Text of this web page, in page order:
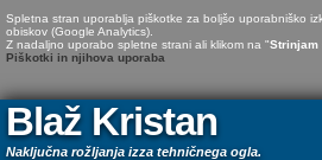
Spletna stran uporablja piškotke za boljšo uporabniško
obiskov (Google Analytics).
Z nadaljno uporabo spletne strani ali klikom na "Strinjam
Piškotki in njihova uporaba
Blaž Kristan
Naključna rožljanja izza tehničnega ogla.